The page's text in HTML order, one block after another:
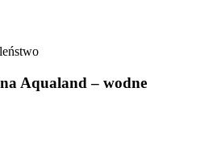
Aqualand – wodne